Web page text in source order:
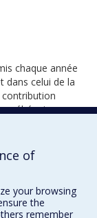
chaque année
dans celui de la
contribution
québécois.
of
your browsing
the
remember